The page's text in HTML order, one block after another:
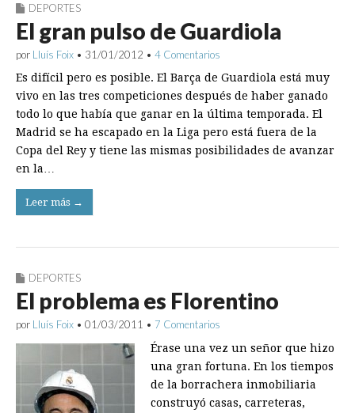
DEPORTES
El gran pulso de Guardiola
por Lluís Foix • 31/01/2012 • 4 Comentarios
Es difícil pero es posible. El Barça de Guardiola está muy
vivo en las tres competiciones después de haber ganado
todo lo que había que ganar en la última temporada. El
Madrid se ha escapado en la Liga pero está fuera de la
Copa del Rey y tiene las mismas posibilidades de avanzar
en la…
Leer más →
DEPORTES
El problema es Florentino
por Lluís Foix • 01/03/2011 • 7 Comentarios
Érase una vez un señor que hizo
una gran fortuna. En los tiempos
de la borrachera inmobiliaria
construyó casas, carreteras,